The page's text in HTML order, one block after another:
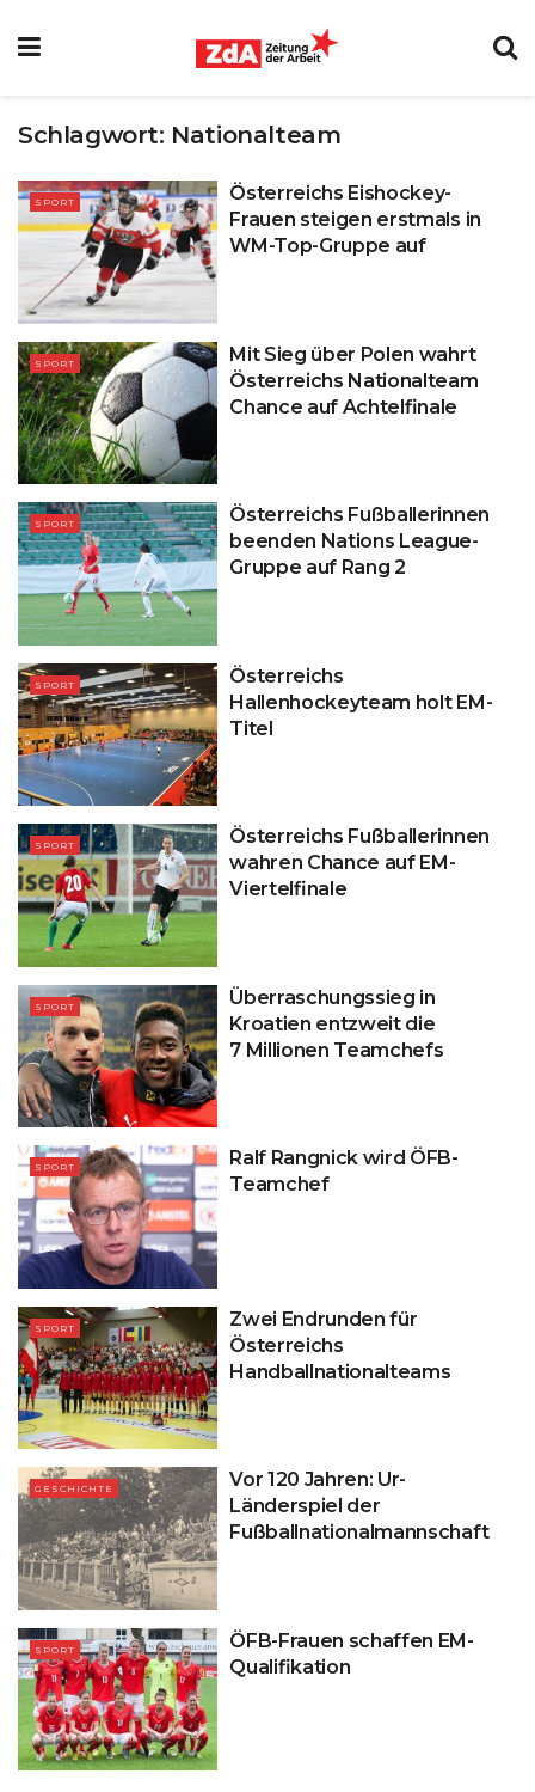
Schlagwort: Nationalteam
SPORT
Österreichs Eishockey-
Frauen steigen erstmals in
WM-Top-Gruppe auf
SPORT
Mit Sieg über Polen wahrt
Österreichs Nationalteam
Chance auf Achtelfinale
SPORT
Österreichs Fußballerinnen
beenden Nations League-
Gruppe auf Rang 2
SPORT
Österreichs
Hallenhockeyteam holt EM-
Titel
SPORT
Österreichs Fußballerinnen
wahren Chance auf EM-
Viertelfinale
SPORT
Überraschungssieg in
Kroatien entzweit die
7 Millionen Teamchefs
SPORT
Ralf Rangnick wird ÖFB-
Teamchef
SPORT
Zwei Endrunden für
Österreichs
Handballnationalteams
GESCHICHTE
Vor 120 Jahren: Ur-
Länderspiel der
Fußballnationalmannschaft
SPORT
ÖFB-Frauen schaffen EM-
Qualifikation